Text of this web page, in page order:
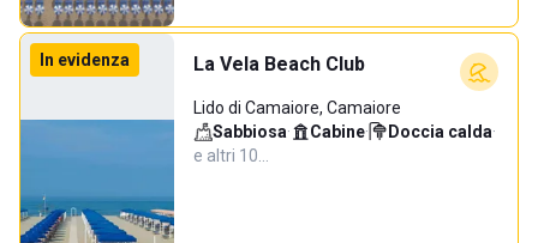
In evidenza La Vela Beach Club
Lido di Camaiore, Camaiore
Sabbiosa· Cabine· Doccia calda·
e altri 10…